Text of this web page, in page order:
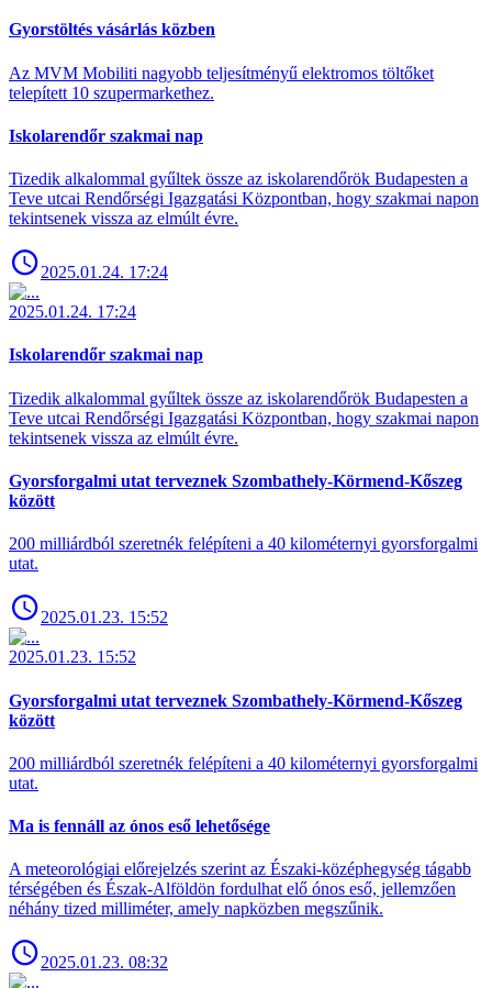
Gyorstöltés vásárlás közben
Az MVM Mobiliti nagyobb teljesítményű elektromos töltőket
telepített 10 szupermarkethez.
Iskolarendőr szakmai nap
Tizedik alkalommal gyűltek össze az iskolarendőrök Budapesten a
Teve utcai Rendőrségi Igazgatási Központban, hogy szakmai napon
tekintsenek vissza az elmúlt évre.
2025.01.24. 17:24
2025.01.24. 17:24
Iskolarendőr szakmai nap
Tizedik alkalommal gyűltek össze az iskolarendőrök Budapesten a
Teve utcai Rendőrségi Igazgatási Központban, hogy szakmai napon
tekintsenek vissza az elmúlt évre.
Gyorsforgalmi utat terveznek Szombathely-Körmend-Kőszeg
között
200 milliárdból szeretnék felépíteni a 40 kilométernyi gyorsforgalmi
utat.
2025.01.23. 15:52
2025.01.23. 15:52
Gyorsforgalmi utat terveznek Szombathely-Körmend-Kőszeg
között
200 milliárdból szeretnék felépíteni a 40 kilométernyi gyorsforgalmi
utat.
Ma is fennáll az ónos eső lehetősége
A meteorológiai előrejelzés szerint az Északi-középhegység tágabb
térségében és Észak-Alföldön fordulhat elő ónos eső, jellemzően
néhány tized milliméter, amely napközben megszűnik.
2025.01.23. 08:32